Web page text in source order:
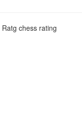
chess rating